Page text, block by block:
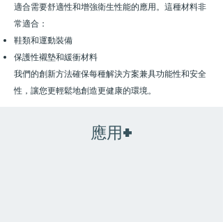
適合需要舒適性和增強衛生性能的應用。這種材料非
常適合：
鞋類和運動裝備
保護性襯墊和緩衝材料
我們的創新方法確保每種解決方案兼具功能性和安全
性，讓您更輕鬆地創造更健康的環境。
應用+